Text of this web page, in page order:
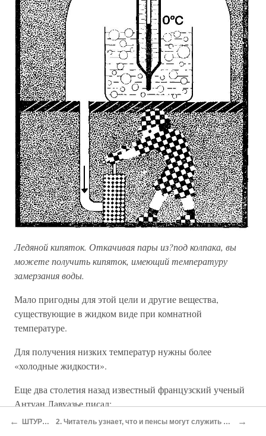
Ледяной кипяток. Откачивая пары из?под колпака, вы
можете получить кипяток, имеющий температуру
замерзания воды.
Мало пригодны для этой цели и другие вещества,
существующие в жидком виде при комнатной
температуре.
Для получения низких температур нужны более
«холодные жидкости».
Еще два столетия назад известный французский ученый
Антуан Лавуазье писал:
«…Если бы мы смогли поместить Землю в некую весьма
← ШТУРМ АБСОЛЮТНОГО НУЛЯ 2. Читатель узнает, что и пенсы могут служить науке. Что скрывалось за «грязью» в сосуде. Две тысячи метров под водой. Последствие одной аварии. Привидение, которое не возвращается. →